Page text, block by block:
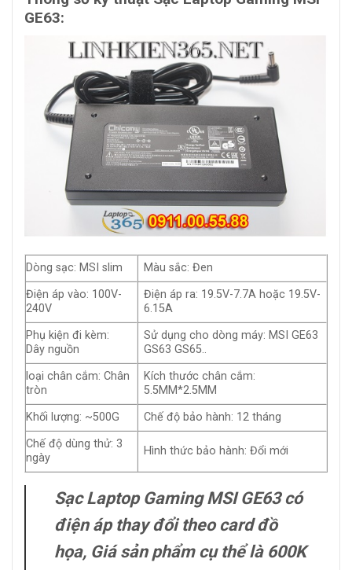
GE63:
Dòng sạc: MSI slim
Màu sắc: Đen
Điện áp vào: 100V-
240V
Điện áp ra: 19.5V-7.7A hoặc 19.5V-
6.15A
Phụ kiện đi kèm:
Dây nguồn
Sử dụng cho dòng máy: MSI GE63
GS63 GS65..
loại chân cắm: Chân
tròn
Kích thước chân cắm:
5.5MM*2.5MM
Khối lượng: ~500G
Chế độ bảo hành: 12 tháng
Chế độ dùng thử: 3
ngày
Hình thức bảo hành: Đổi mới
Sạc Laptop Gaming MSI GE63 có
điện áp thay đổi theo card đồ
họa, Giá sản phẩm cụ thể là 600K